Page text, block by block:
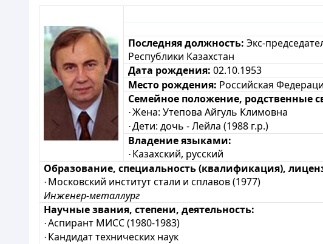
Последняя должность: Экс-
Республики Казахстан
Дата рождения: 02.10.1953
Место рождения: Российская
Семейное положение, родственные
·Жена:Утепова Айгуль Климовна
·Дети: дочь -Лейла (1988 г.р.)
Владение языками:
· Казахский, русский
Образование, специальность (квалификация),
· Московский институт стали и сплавов (1977)
Инженер-металлург
Научные звания, степени, деятельность:
·Аспирант МИСС (1980-1983)
· Кандидат технических наук